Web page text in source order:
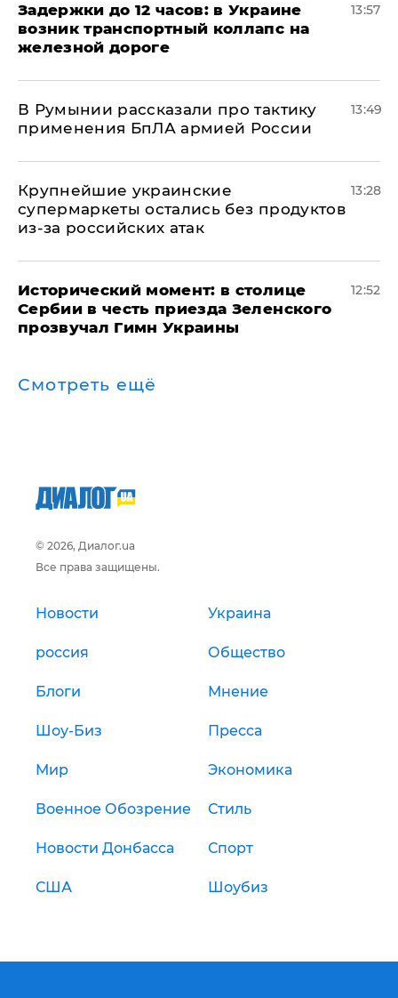
Задержки до 12 часов: в Украине
возник транспортный коллапс на
железной дороге
13:57
В Румынии рассказали про тактику
применения БпЛА армией России
13:49
Крупнейшие украинские
супермаркеты остались без продуктов
из-за российских атак
13:28
Исторический момент: в столице
Сербии в честь приезда Зеленского
прозвучал Гимн Украины
12:52
Смотреть ещё
© 2026, Диалог.ua
Все права защищены.
Новости Украина
россия Общество
Блоги Мнение
Шоу-Биз Пресса
Мир Экономика
Военное Обозрение Стиль
Новости Донбасса Спорт
США Шоубиз